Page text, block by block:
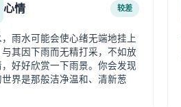
心情 较差
雨水可能会使心绪无端地挂上
其因下雨而无精打采，不如放
好好欣赏一下雨景。你会发现
界是那般洁净温和、清新葱